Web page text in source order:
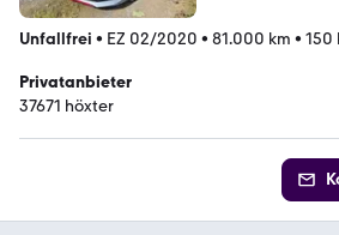
Unfallfrei • EZ 02/2020 • 81.000 km • 150
Privatanbieter
37671 höxter